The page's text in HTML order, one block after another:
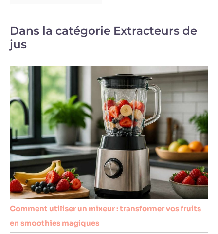
Dans la catégorie Extracteurs de
jus
Comment utiliser un mixeur : transformer vos fruits
en smoothies magiques